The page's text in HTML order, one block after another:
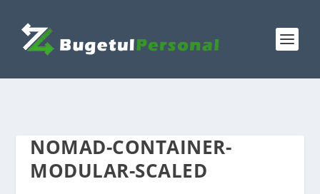
NOMAD-CONTAINER-
MODULAR-SCALED